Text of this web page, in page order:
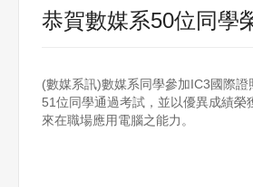
恭賀數媒系50位同學
(數媒系訊)數媒系同學參加IC3國際
51位同學通過考試，並以優異成績
來在職場應用電腦之能力。